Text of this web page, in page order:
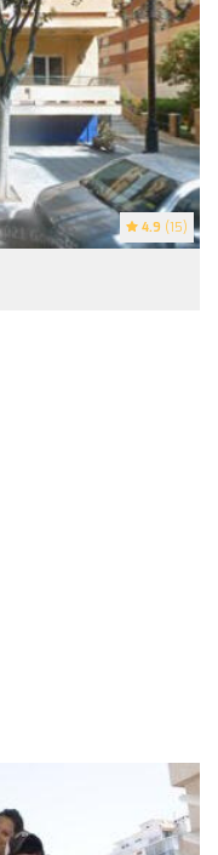
4.9 (15)